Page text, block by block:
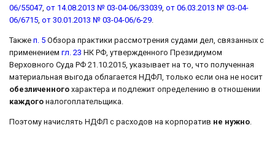
06/55047, от 14.08.2013 № 03-04-06/33039, от 06.03.2013 № 03-04-
06/6715, от 30.01.2013 № 03-04-06/6-29.
Также п. 5 Обзора практики рассмотрения судами дел, связанных с
применением гл. 23 НК РФ, утвержденного Президиумом
Верховного Суда РФ 21.10.2015, указывает на то, что полученная
материальная выгода облагается НДФЛ, только если она не носит
обезличенного характера и подлежит определению в отношении
каждого налогоплательщика.
Поэтому начислять НДФЛ с расходов на корпоратив не нужно